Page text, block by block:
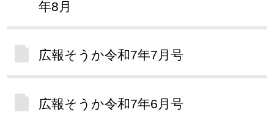
年8月
広報そうか令和7年7月号
広報そうか令和7年6月号